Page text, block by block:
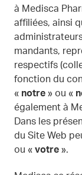
à Medisca
affiliées, ainsi
mandants,
respectifs
fonction du
« notre » ou «
également à
Dans les
du Site Web
ou « votre ».